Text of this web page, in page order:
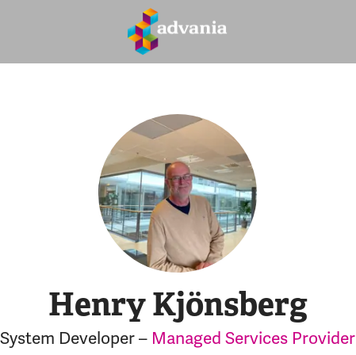
Henry Kjönsberg
System Developer – Managed Services Provider